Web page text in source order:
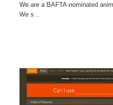
We are a BAFTA-nominated
We s...